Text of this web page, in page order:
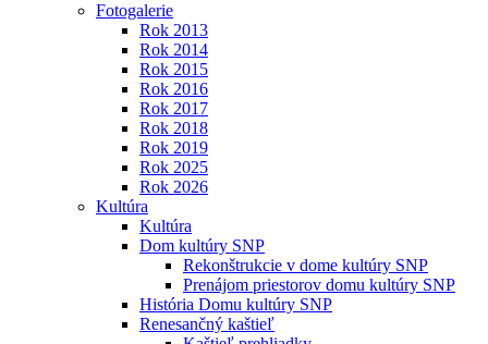
Fotogalerie
Rok 2013
Rok 2014
Rok 2015
Rok 2016
Rok 2017
Rok 2018
Rok 2019
Rok 2025
Rok 2026
Kultúra
Kultúra
Dom kultúry SNP
Rekonštrukcie v dome kultúry SNP
Prenájom priestorov domu kultúry SNP
História Domu kultúry SNP
Renesančný kaštieľ